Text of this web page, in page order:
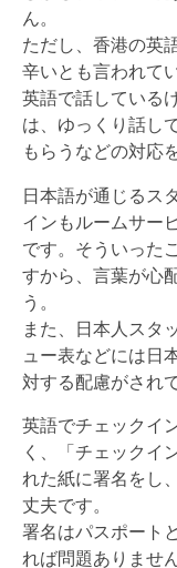
ん。
ただし、香港の英
辛いとも言われて
英語で話している
は、ゆっくり話し
もらうなどの対応
日本語が通じるス
インもルームサー
です。そういった
すから、言葉が心
う。
また、日本人スタ
ュー表などには日
対する配慮がされ
英語でチェックイ
く、「チェックイ
れた紙に署名をし
丈夫です。
署名はパスポート
れば問題ありません